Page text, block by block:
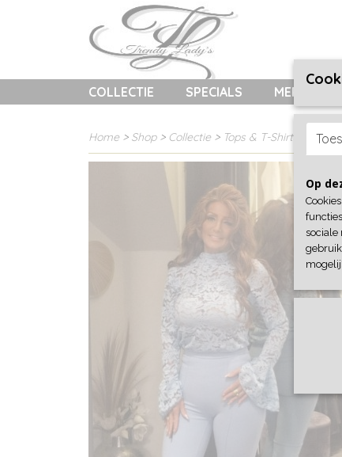
COLLECTIE SPECIALS MERKEN
Home > Shop> Collectie > Tops & T-Shirts > Top
Op
sociale